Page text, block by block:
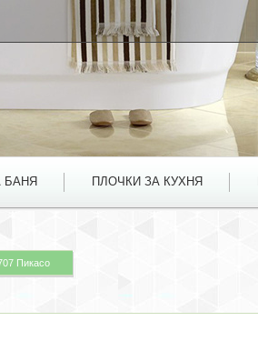
БАНЯ ПЛОЧКИ ЗА КУХНЯ
Пикасо